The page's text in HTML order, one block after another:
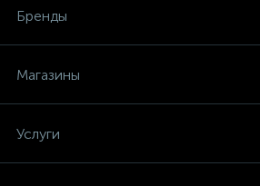
Бренды
Магазины
Услуги